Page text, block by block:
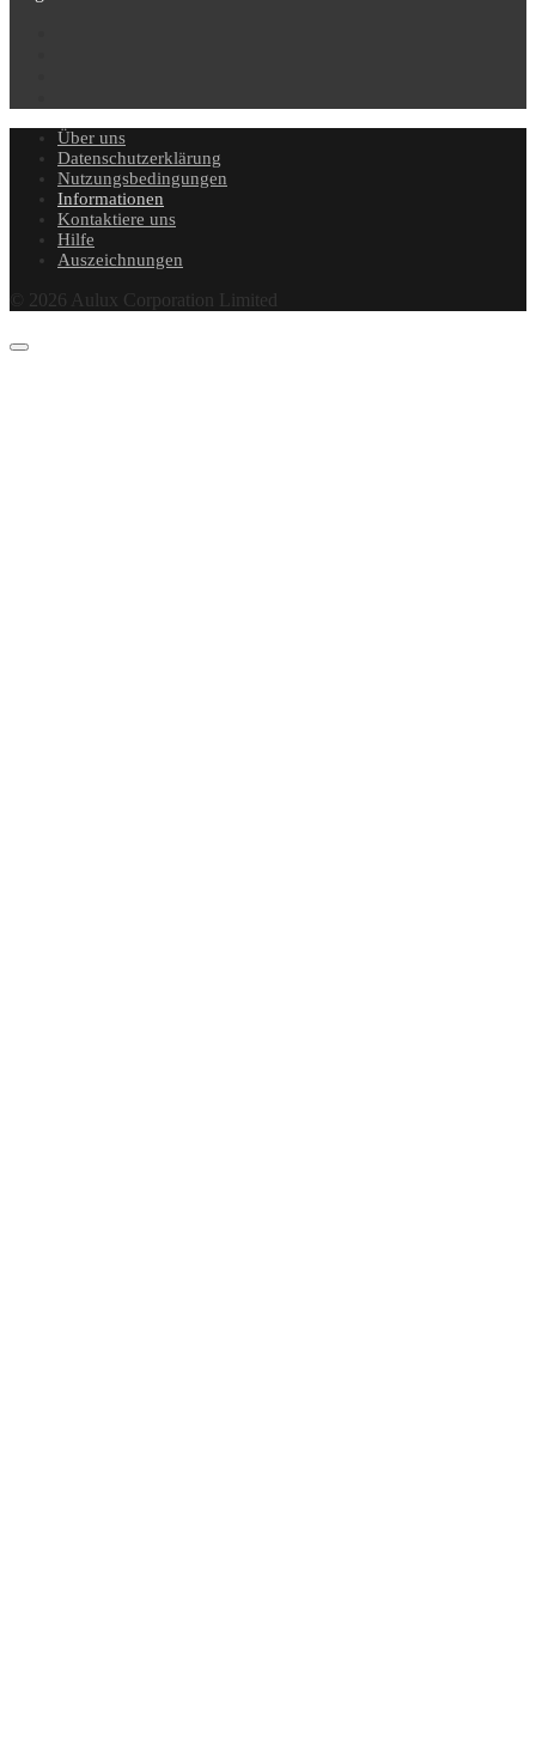
Über uns
Datenschutzerklärung
Nutzungsbedingungen
Informationen
Kontaktiere uns
Hilfe
Auszeichnungen
© 2026 Aulux Corporation Limited